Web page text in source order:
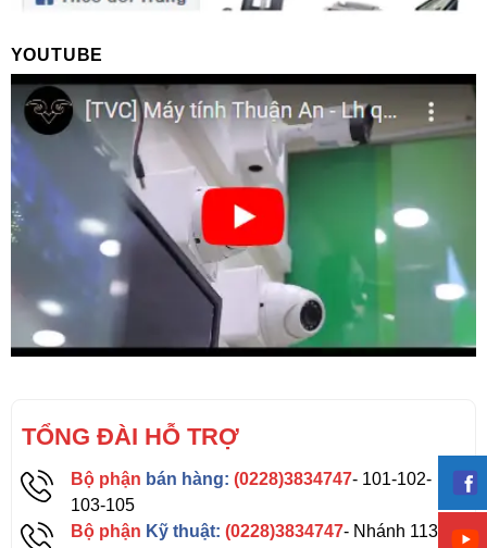
YOUTUBE
TỔNG ĐÀI HỖ TRỢ
Bộ phận bán hàng: (0228)3834747- 101-102-
103-105
Bộ phận Kỹ thuật: (0228)3834747- Nhánh 113